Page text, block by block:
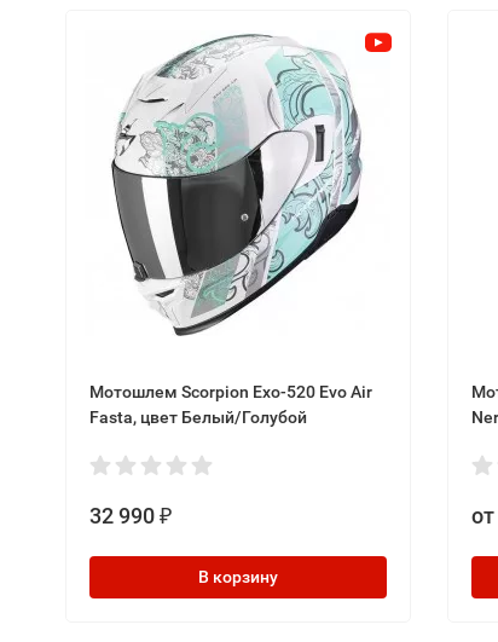
Мотошлем Scorpion Exo-520 Evo Air
Fasta, цвет Белый/Голубой
32 990 ₽
В корзину